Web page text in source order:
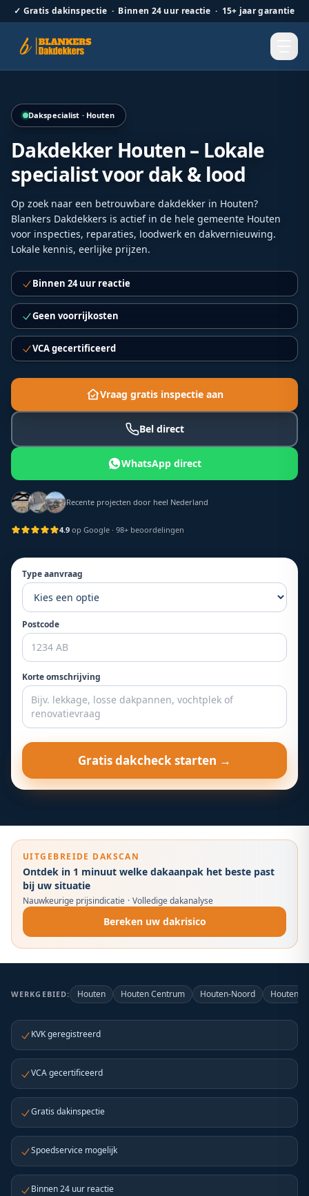
✓ Gratis dakinspectie · Binnen 24 uur reactie · 15+ jaar garantie
Dakspecialist · Houten
Dakdekker Houten – Lokale
specialist voor dak & lood
Op zoek naar een betrouwbare dakdekker in Houten?
Blankers Dakdekkers is actief in de hele gemeente Houten
voor inspecties, reparaties, loodwerk en dakvernieuwing.
Lokale kennis, eerlijke prijzen.
Binnen 24 uur reactie
Geen voorrijkosten
VCA gecertificeerd
Vraag gratis inspectie aan
Bel direct
WhatsApp direct
Recente projecten door heel Nederland
4.9 op Google · 98+ beoordelingen
Type aanvraag
Postcode
Korte omschrijving
Gratis dakcheck starten →
UITGEBREIDE DAKSCAN
Ontdek in 1 minuut welke dakaanpak het beste past
bij uw situatie
Nauwkeurige prijsindicatie · Volledige dakanalyse
Bereken uw dakrisico
WERKGEBIED: Houten Houten Centrum Houten-Noord Houten-
KVK geregistreerd
VCA gecertificeerd
Gratis dakinspectie
Spoedservice mogelijk
Binnen 24 uur reactie